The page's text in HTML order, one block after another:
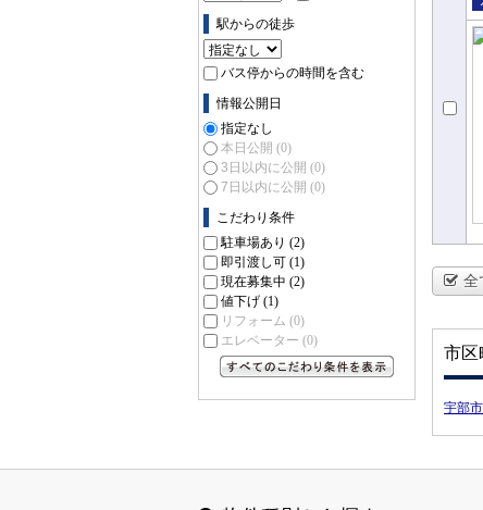
駅からの徒歩
バス停からの時間を含む
情報公開日
指定なし
本日公開 (0)
3日以内に公開 (0)
7日以内に公開 (0)
こだわり条件
駐車場あり (2)
即引渡し可 (1)
現在募集中 (2)
値下げ (1)
リフォーム (0)
エレベーター (0)
全
市区
宇部市